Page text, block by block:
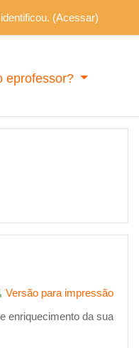
(Acessar)
eprofessor?
Versão para impressão
enriquecimento da sua